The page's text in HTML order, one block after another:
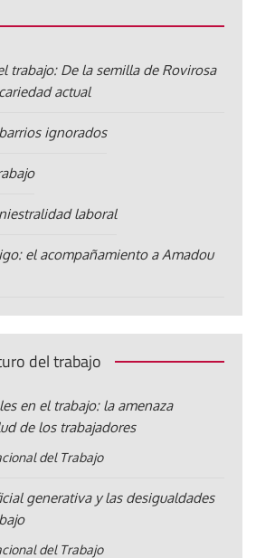
trabajo: De la semilla de Rovirosa
actual
ignorados
laboral
el acompañamiento a Amadou
del trabajo
en el trabajo: la amenaza
de los trabajadores
del Trabajo
generativa y las desigualdades
del Trabajo